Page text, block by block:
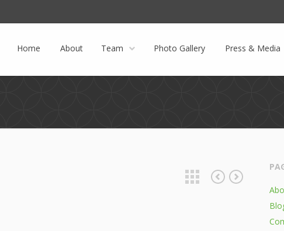
Home About Team Photo Gallery Press & Media